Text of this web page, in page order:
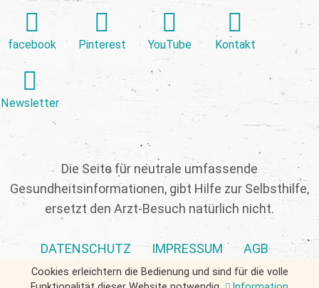
facebook Pinterest YouTube Kontakt
Newsletter
Die Seite für neutrale umfassende
Gesundheitsinformationen, gibt Hilfe zur Selbsthilfe,
ersetzt den Arzt-Besuch natürlich nicht.
DATENSCHUTZ IMPRESSUM AGB
Cookies erleichtern die Bedienung und sind für die volle